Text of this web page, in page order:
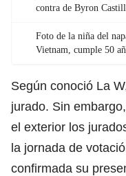
contra de Byron
Foto de la niña del
Vietnam, cumple 50
Según conoció La
jurado. Sin
el exterior los
la jornada de
confirmada su